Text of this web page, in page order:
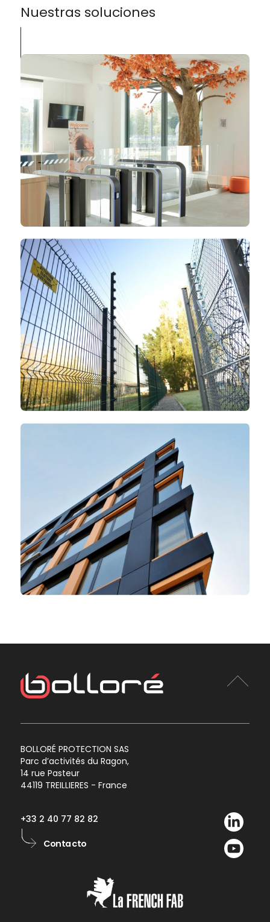
Nuestras soluciones
Control
de acceso
BOLLORÉ PROTECTION SAS
Parc d’activités du Ragon,
14 rue Pasteur
44119 TREILLIERES - France
+33 2 40 77 82 82
Contacto